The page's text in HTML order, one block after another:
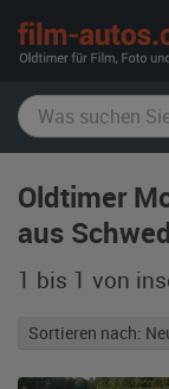
Oldtimer
aus
1 bis 1 von